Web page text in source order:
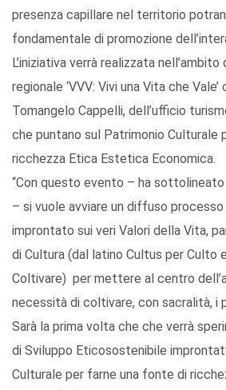
presenza capillare nel territorio
fondamentale di promozione
L’iniziativa verrà realizzata
regionale ‘VVV: Vivi una Vita che
Tomangelo Cappelli, dell’ufficio
che puntano sul Patrimonio Culturale
ricchezza Etica Estetica Economica.
“Con questo evento – ha
– si vuole avviare un diffuso
improntato sui veri Valori della Vita,
di Cultura (dal latino Cultus per Culto
Coltivare) per mettere al centro
necessità di coltivare, con sacralità, i
Sarà la prima volta che che verrà
di Sviluppo Eticosostenibile
Culturale per farne una fonte di